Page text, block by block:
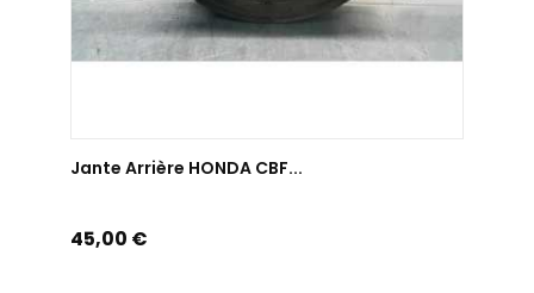
Jante Arrière HONDA CBF...
Prix
45,00 €